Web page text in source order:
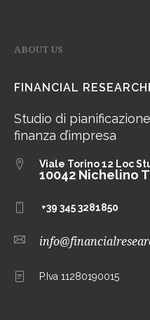
ABOUT US
FINANCIAL
Studio di
finanza d’impresa
Viale Torino 12 Loc
10042 Nichelino
+39 345 3281850
P.Iva 11280190015